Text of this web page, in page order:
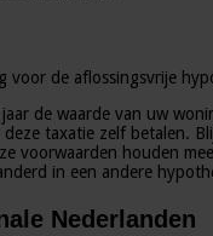
voor de aflossingsvrije
de waarde van uw
taxatie zelf betalen.
voorwaarden houden
in een andere
Nederlanden